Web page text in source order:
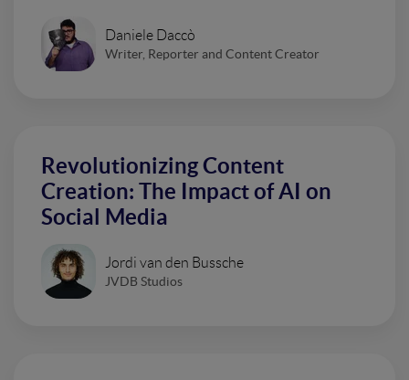
Daniele Daccò
Writer, Reporter and Content Creator
Revolutionizing Content
Creation: The Impact of AI on
Social Media
Jordi van den Bussche
JVDB Studios